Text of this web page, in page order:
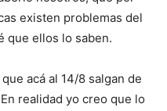
existen problemas del
que ellos lo saben.
acá al 14/8 salgan de
realidad yo creo que lo